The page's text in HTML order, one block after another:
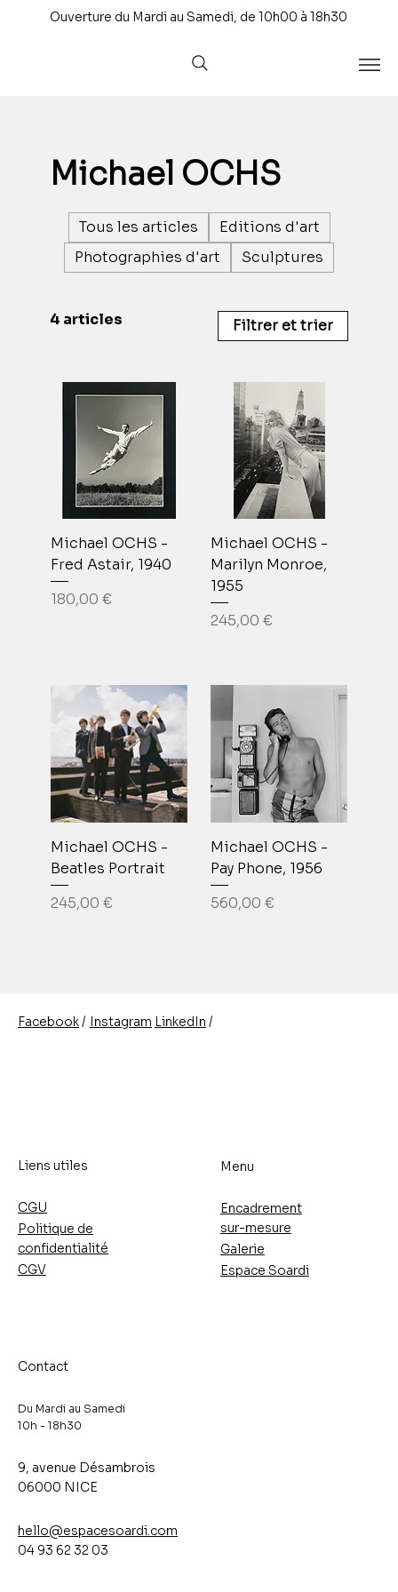
Ouverture du Mardi au Samedi, de 10h00 à 18h30
Michael OCHS
Tous les articles
Editions d'art
Photographies d'art
Sculptures
4 articles Filtrer et trier
Michael OCHS -
Fred Astair, 1940
Prix
180,00 €
Michael OCHS -
Marilyn Monroe,
1955
Prix
245,00 €
Michael OCHS -
Beatles Portrait
Prix
245,00 €
Michael OCHS -
Pay Phone, 1956
Prix
560,00 €
Facebook/ Instagram /
LinkedIn
Liens utiles
CGU
CGV
Politique de
confidentialité
Menu
Encadrement
sur-mesure
Galerie
Espace Soardi
Contact
hello@espacesoardi.com
04 93 62 32 03
Du Mardi au Samedi
10h - 18h30​
9, avenue Désambrois
06000 NICE